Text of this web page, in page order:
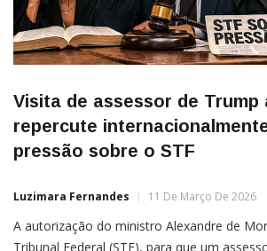
Visita de assessor de Trump
repercute
pressão sobre o STF
Luzimara Fernandes 11 De Março De 2026
A autorização do ministro Alexandre de
Tribunal Federal (STF), para que um